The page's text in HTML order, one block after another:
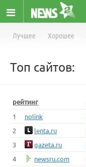
Лучшее Хорошее
Топ сайтов:
рейтинг
1 nolink
2
lenta.ru
3
gazeta.ru
4
newsru.com